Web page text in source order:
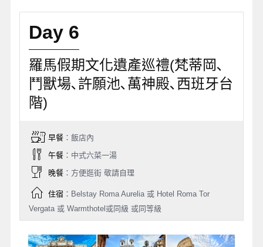
Day 6
羅馬假期文化遺產巡禮(梵蒂岡､
鬥獸場､許願池､萬神殿､西班牙台
階)
早餐：飯店內
午餐：中式六菜一湯
晚餐：方便逛街 敬請自理
住宿：Belstay Roma Aurelia 或 Hotel Roma Tor
Vergata 或 Warmthotel或同級 或同等級